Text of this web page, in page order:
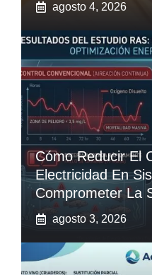
agosto 4, 2026
Cómo Reducir El
Electricidad En
Comprometer La
agosto 3, 2026